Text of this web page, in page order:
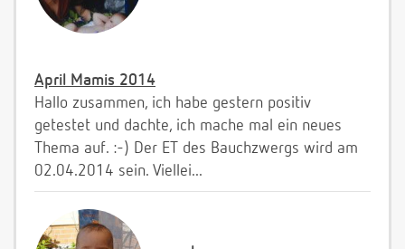
April Mamis 2014
Hallo zusammen, ich habe gestern positiv
getestet und dachte, ich mache mal ein neues
Thema auf. :-) Der ET des Bauchzwergs wird am
02.04.2014 sein. Viellei...